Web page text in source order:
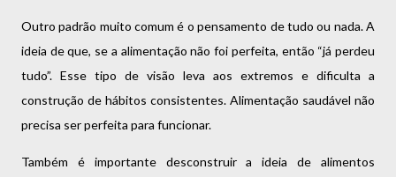
Outro padrão muito comum é o pensamento de tudo ou nada. A
ideia de que, se a alimentação não foi perfeita, então “já perdeu
tudo”. Esse tipo de visão leva aos extremos e dificulta a
construção de hábitos consistentes. Alimentação saudável não
precisa ser perfeita para funcionar.
Também é importante desconstruir a ideia de alimentos